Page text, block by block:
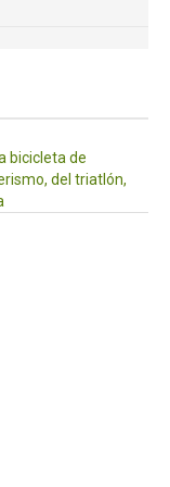
bicicleta de
del triatlón,